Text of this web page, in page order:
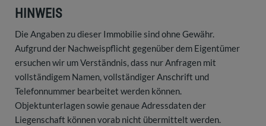
HINWEIS
Die Angaben zu dieser Immobilie sind ohne Gewähr.
Aufgrund der Nachweispflicht gegenüber dem Eigentümer
ersuchen wir um Verständnis, dass nur Anfragen mit
vollständigem Namen, vollständiger Anschrift und
Telefonnummer bearbeitet werden können.
Objektunterlagen sowie genaue Adressdaten der
Liegenschaft können vorab nicht übermittelt werden.